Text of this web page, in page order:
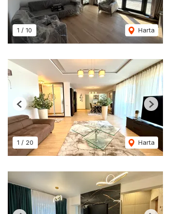
1 / 10 Harta
1 / 20 Harta
Previous Next